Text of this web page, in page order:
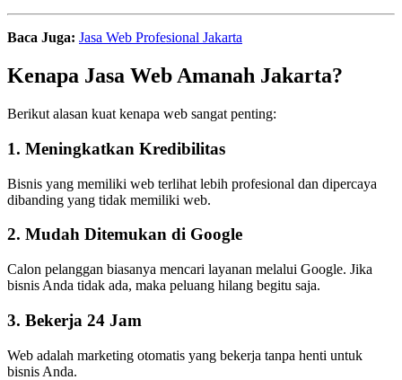
Baca Juga: Jasa Web Profesional Jakarta
Kenapa Jasa Web Amanah Jakarta?
Berikut alasan kuat kenapa web sangat penting:
1. Meningkatkan Kredibilitas
Bisnis yang memiliki web terlihat lebih profesional dan dipercaya
dibanding yang tidak memiliki web.
2. Mudah Ditemukan di Google
Calon pelanggan biasanya mencari layanan melalui Google. Jika
bisnis Anda tidak ada, maka peluang hilang begitu saja.
3. Bekerja 24 Jam
Web adalah marketing otomatis yang bekerja tanpa henti untuk
bisnis Anda.